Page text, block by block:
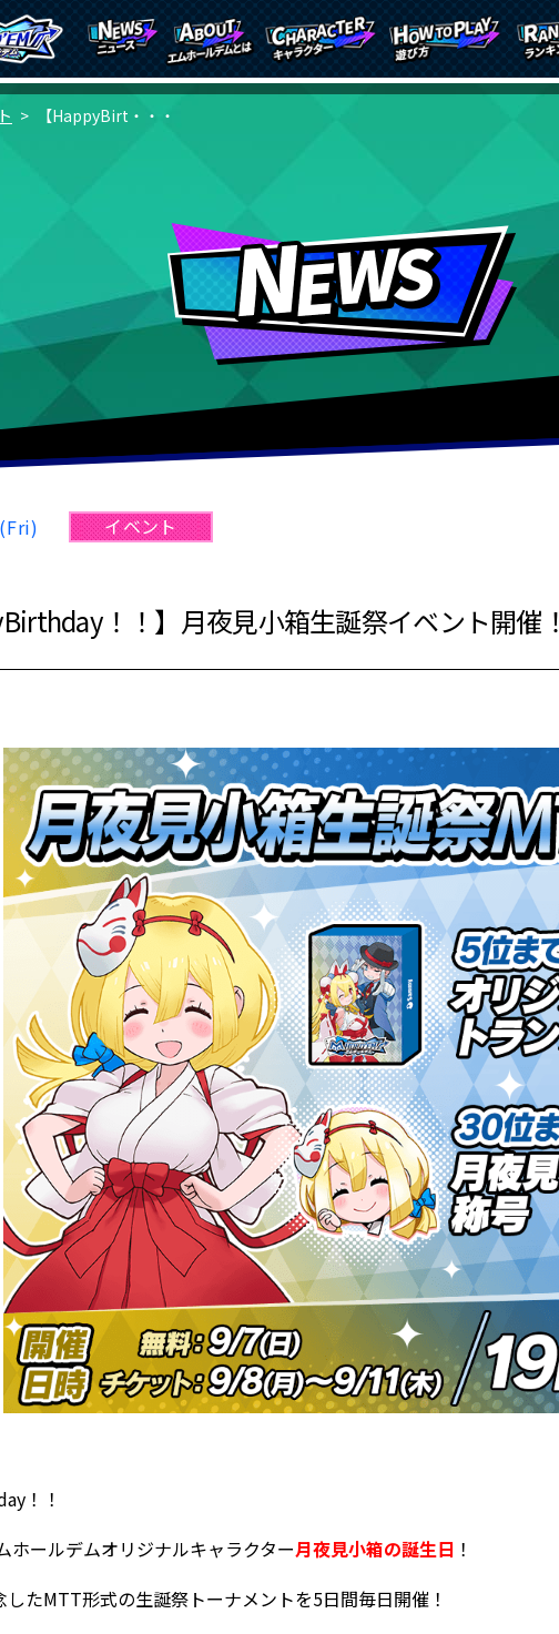
【HappyBirt・・・
イベント
！！】月夜見小箱生誕祭イベント開催！
！！
ホールデムオリジナルキャラクター月夜見小箱の誕生日 ！
したMTT形式の生誕祭トーナメントを5日間毎日開催！